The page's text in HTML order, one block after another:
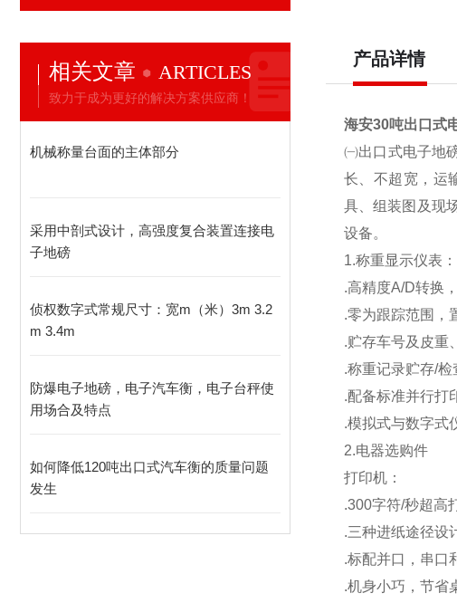
相关文章 ARTICLES
致力于成为更好的解决方案供应商！
机械称量台面的主体部分
采用中剖式设计，高强度复合装置连接电
子地磅
侦权数字式常规尺寸：宽m（米）3m 3.2
m 3.4m
防爆电子地磅，电子汽车衡，电子台秤使
用场合及特点
如何降低120吨出口式汽车衡的质量问题
发生
产品详情
海安30吨出口式
㈠出口式电子地
长、不超宽，运
具、组装图及现
设备。
1.称重显示仪表：
.高精度A/D转换
.零为跟踪范围，
.贮存车号及皮重
.称重记录贮存/检
.配备标准并行打
.模拟式与数字式
2.电器选购件
打印机：
.300字符/秒超高
.三种进纸途径设
.标配并口，串口
.机身小巧，节省